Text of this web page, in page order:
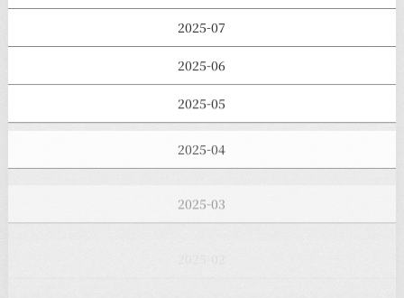
2025-07
2025-06
2025-05
2025-04
2025-01